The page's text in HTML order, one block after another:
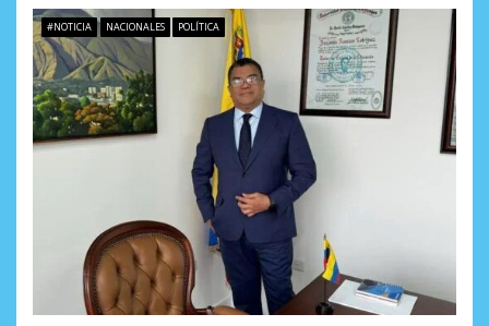
#NOTICIA NACIONALES POLÍTICA